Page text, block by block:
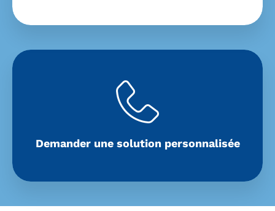
Demander une solution personnalisée